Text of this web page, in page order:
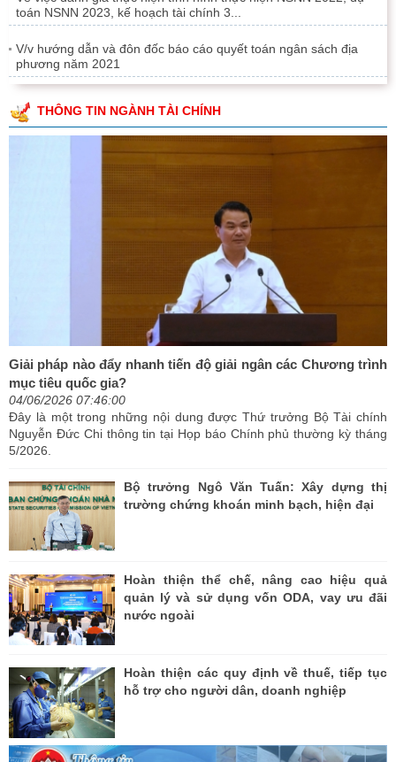
toán NSNN 2023, kế hoạch tài chính 3...
V/v hướng dẫn và đôn đốc báo cáo quyết toán ngân sách địa
phương năm 2021
THÔNG TIN NGÀNH TÀI CHÍNH
Giải pháp nào đẩy nhanh tiến độ giải ngân các Chương trình
mục tiêu quốc gia?
04/06/2026 07:46:00
Đây là một trong những nội dung được Thứ trưởng Bộ Tài chính
Nguyễn Đức Chi thông tin tại Họp báo Chính phủ thường kỳ tháng
5/2026.
Bộ trưởng Ngô Văn Tuấn: Xây dựng thị
trường chứng khoán minh bạch, hiện đại
Hoàn thiện thể chế, nâng cao hiệu quả
quản lý và sử dụng vốn ODA, vay ưu đãi
nước ngoài
Hoàn thiện các quy định về thuế, tiếp tục
hỗ trợ cho người dân, doanh nghiệp